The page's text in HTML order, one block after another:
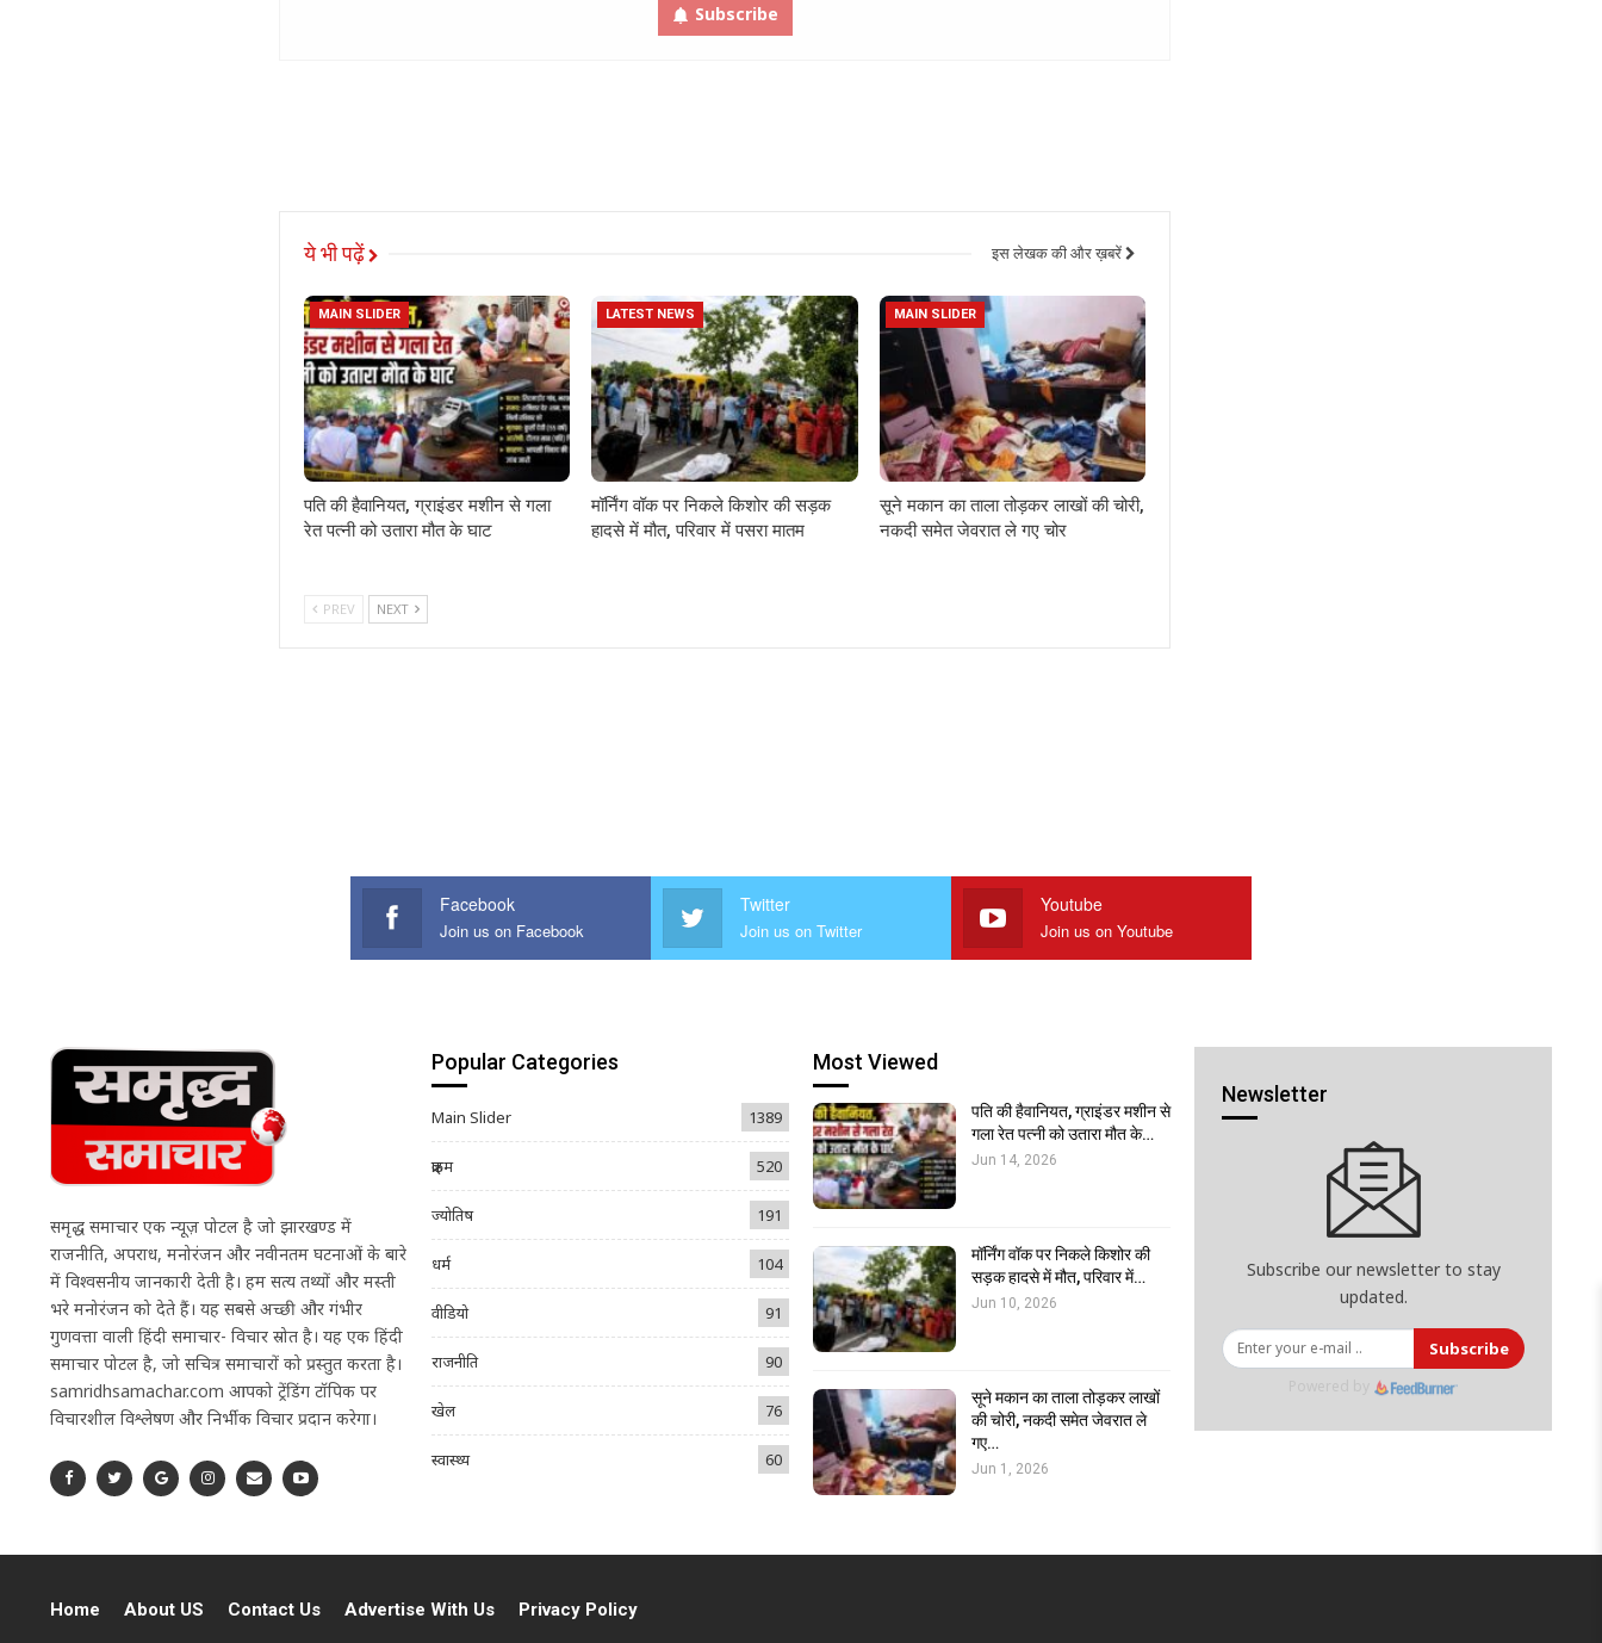
Subscribe
ये भी पढ़ें इस लेखक की और ख़बरें
MAIN SLIDER
पति की हैवानियत, ग्राइंडर मशीन से गला
रेत पत्नी को उतारा मौत के घाट
LATEST NEWS
मॉर्निंग वॉक पर निकले किशोर की सड़क
हादसे में मौत, परिवार में पसरा मातम
MAIN SLIDER
सूने मकान का ताला तोड़कर लाखों की चोरी,
नकदी समेत जेवरात ले गए चोर
PREV NEXT
Facebook
Join us on Facebook
Twitter
Join us on Twitter
Youtube
Join us on Youtube
समृद्ध समाचार एक न्यूज़ पोर्टल है जो झारखण्ड में
राजनीति, अपराध, मनोरंजन और नवीनतम घटनाओं के बारे
में विश्वसनीय जानकारी देती है। हम सत्य तथ्यों और मस्ती
भरे मनोरंजन को देते हैं। यह सबसे अच्छी और गंभीर
गुणवत्ता वाली हिंदी समाचार- विचार स्रोत है। यह एक हिंदी
समाचार पोर्टल है, जो सचित्र समाचारों को प्रस्तुत करता है।
samridhsamachar.com आपको ट्रेंडिंग टॉपिक पर
विचारशील विश्लेषण और निर्भीक विचार प्रदान करेगा।
Popular Categories
Main Slider 1389
क्राइम 520
ज्योतिष 191
धर्म 104
वीडियो 91
राजनीति 90
खेल 76
स्वास्थ्य 60
Most Viewed
पति की हैवानियत, ग्राइंडर मशीन से
गला रेत पत्नी को उतारा मौत के…
Jun 14, 2026
मॉर्निंग वॉक पर निकले किशोर की
सड़क हादसे में मौत, परिवार में…
Jun 10, 2026
सूने मकान का ताला तोड़कर लाखों
की चोरी, नकदी समेत जेवरात ले
गए…
Jun 1, 2026
Newsletter
Subscribe our newsletter to stay
updated.
Subscribe
Home About US Contact Us Advertise With Us Privacy Policy